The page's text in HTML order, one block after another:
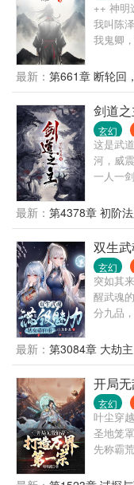
++ 神明
我叫陈
我鬼卿
无我容
做凡人
最新： 第661章 断轮回
剑道
玄幻
这是武
河，威
一人一
最新： 第4378章 初阶
双生
玄幻
突如其
醒武魂
分九品
八品，
名：
挂，会
仙姿玉
最新： 第3084章 大劫
开局
玄幻
叶尘穿
圣地笼
先称霸
“恭喜宿